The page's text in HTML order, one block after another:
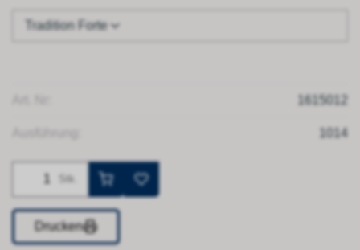
Tradition Forte
1615012
1014
Stk.
Drucken